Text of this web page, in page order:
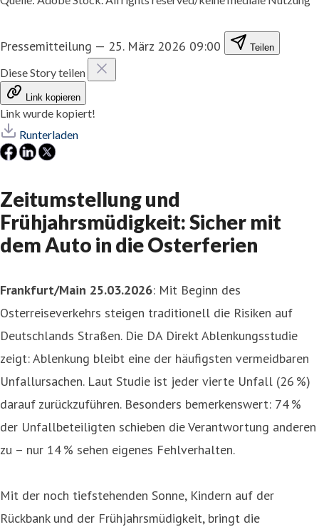
Pressemitteilung — 25. März 2026 09:00 Teilen
Diese Story teilen
Link kopieren
Link wurde kopiert!
Runterladen
Zeitumstellung und
Frühjahrsmüdigkeit: Sicher mit
dem Auto in die Osterferien
Frankfurt/Main 25.03.2026: Mit Beginn des
Osterreiseverkehrs steigen traditionell die Risiken auf
Deutschlands Straßen. Die DA Direkt Ablenkungsstudie
zeigt: Ablenkung bleibt eine der häufigsten vermeidbaren
Unfallursachen. Laut Studie ist jeder vierte Unfall (26 %)
darauf zurückzuführen. Besonders bemerkenswert: 74 %
der Unfallbeteiligten schieben die Verantwortung anderen
zu – nur 14 % sehen eigenes Fehlverhalten.
Mit der noch tiefstehenden Sonne, Kindern auf der
Rückbank und der Frühjahrsmüdigkeit, bringt die